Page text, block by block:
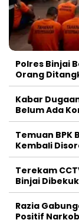
Polres Binjai
Orang
Kabar
Belum Ada
Temuan BPK
Kembali
Terekam
Binjai
Razia
Positif